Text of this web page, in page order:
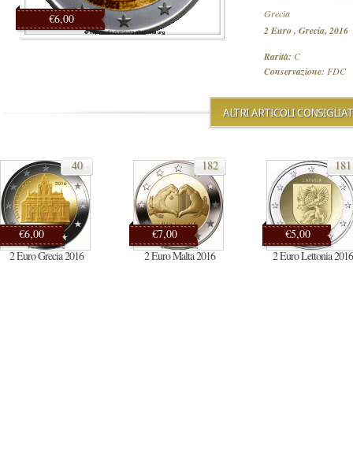
€6,00 Grecia
2 Euro , Grecia, 2016
Rarità: C
Conservazione: FDC
ALTRI ARTICOLI
€6,00
40
2 Euro Grecia 2016
€7,00
182
2 Euro Malta 2016
€5,00
181
2 Euro Lettonia 2016